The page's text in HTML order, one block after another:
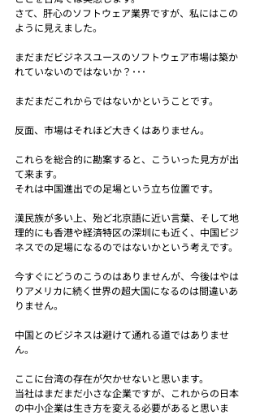
さて、肝心のソフトウェア業界ですが、私にはこの
ように見えました。
まだまだビジネスユースのソフトウェア市場は築か
れていないのではないか？･･･
まだまだこれからではないかということです。
反面、市場はそれほど大きくはありません。
これらを総合的に勘案すると、こういった見方が出
て来ます。
それは中国進出での足場という立ち位置です。
漢民族が多い上、殆ど北京語に近い言葉、そして地
理的にも香港や経済特区の深圳にも近く、中国ビジ
ネスでの足場になるのではないかという考えです。
今すぐにどうのこうのはありませんが、今後はやは
りアメリカに続く世界の超大国になるのは間違いあ
りません。
中国とのビジネスは避けて通れる道ではありませ
ん。
ここに台湾の存在が欠かせないと思います。
当社はまだまだ小さな企業ですが、これからの日本
の中小企業は生き方を変える必要があると思いま